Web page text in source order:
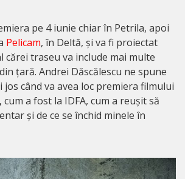
pe 4 iunie chiar în Petrila, apoi
Pelicam, în Deltă, și va fi proiectat
cărei traseu va include mai multe
țară. Andrei Dăscălescu ne spune
când va avea loc premiera filmului
a fost la IDFA, cum a reușit să
și de ce se închid minele în